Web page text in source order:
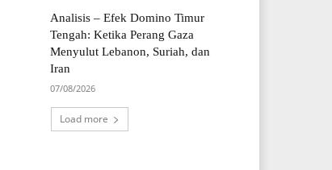
Analisis – Efek Domino Timur
Tengah: Ketika Perang Gaza
Menyulut Lebanon, Suriah, dan
Iran
07/08/2026
Load more